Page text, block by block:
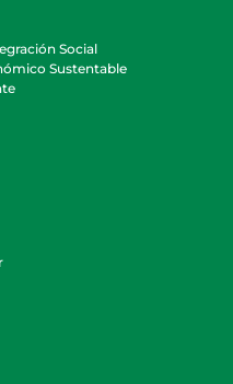
Social
Sustentable